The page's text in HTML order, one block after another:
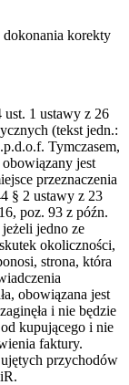
korekty
ust. 1 ustawy z 26
(tekst jedn.:
Tymczasem,
jest
przeznaczenia
§ 2 ustawy z 23
poz. 93 z późn.
jedno ze
okoliczności,
strona, która
obowiązana jest
i nie będzie
kupującego i nie
faktury.
przychodów